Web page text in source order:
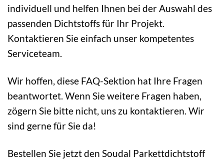
individuell und helfen Ihnen bei der Auswahl des
passenden Dichtstoffs für Ihr Projekt.
Kontaktieren Sie einfach unser kompetentes
Serviceteam.
Wir hoffen, diese FAQ-Sektion hat Ihre Fragen
beantwortet. Wenn Sie weitere Fragen haben,
zögern Sie bitte nicht, uns zu kontaktieren. Wir
sind gerne für Sie da!
Bestellen Sie jetzt den Soudal Parkettdichtstoff